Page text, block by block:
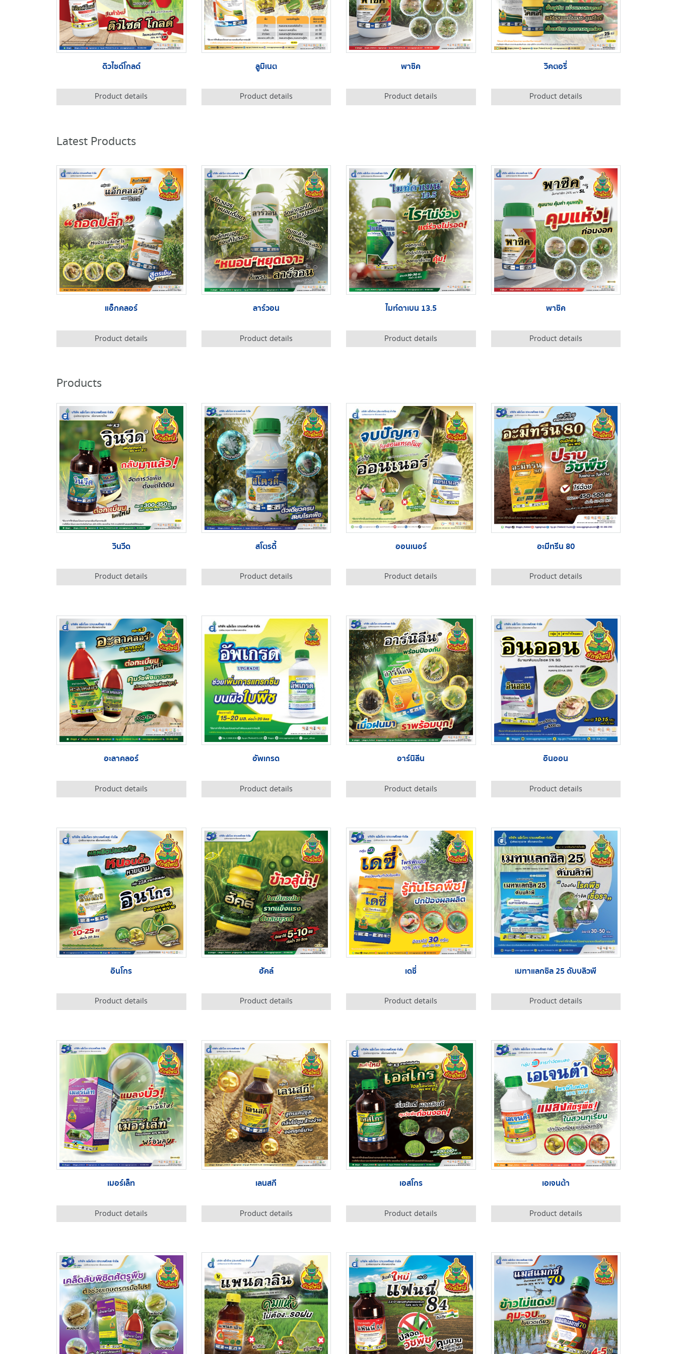
ดิวไซด์โกลด์
Product details
ลูมิเนต
Product details
พาซิค
Product details
วิคตอรี่
Product details
Latest Products
แอ็กคลอร์
Product details
ลาร์วอน
Product details
ไมท์ดาเบน 13.5
Product details
พาซิค
Product details
Products
วินวีด
Product details
สโตรดี้
Product details
ออนเนอร์
Product details
อะมีทรีน 80
Product details
อะลาคลอร์
Product details
อัพเกรด
Product details
อาร์นิลีน
Product details
อินออน
Product details
อินโกร
Product details
ฮัคล์
Product details
เดซี่
Product details
เมทาแลกซิล 25 ดับบลิวพี
Product details
เมอร์เล็ท
Product details
เลนสกี
Product details
เอสโกร
Product details
เอเจนต้า
Product details